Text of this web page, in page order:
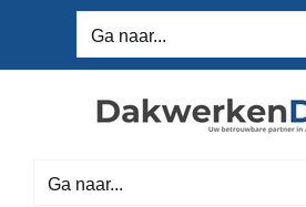
inhoud
Ga naar...
Ga naar...